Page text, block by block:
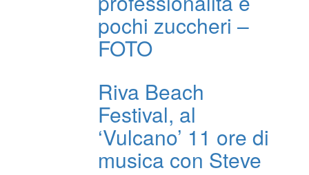
pochi zuccheri –
FOTO
Riva Beach
Festival, al
‘Vulcano’ 11 ore di
musica con Steve